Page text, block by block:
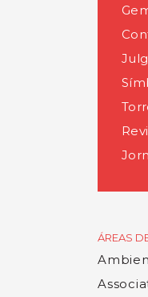
ÁREAS